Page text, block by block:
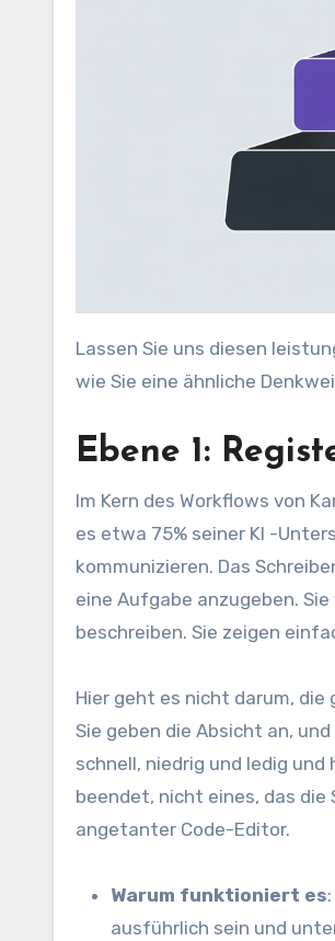
Lassen Sie uns diesen
wie Sie eine ähnliche
Ebene 1:
Im Kern des Workflows von
es etwa 75% seiner KI -
kommunizieren. Das
eine Aufgabe anzugeben.
beschreiben. Sie zeigen
Hier geht es nicht darum, die
Sie geben die Absicht an,
schnell, niedrig und ledig
beendet, nicht eines, das
angetanter Code-Editor.
Warum funktioniert es
ausführlich sein und